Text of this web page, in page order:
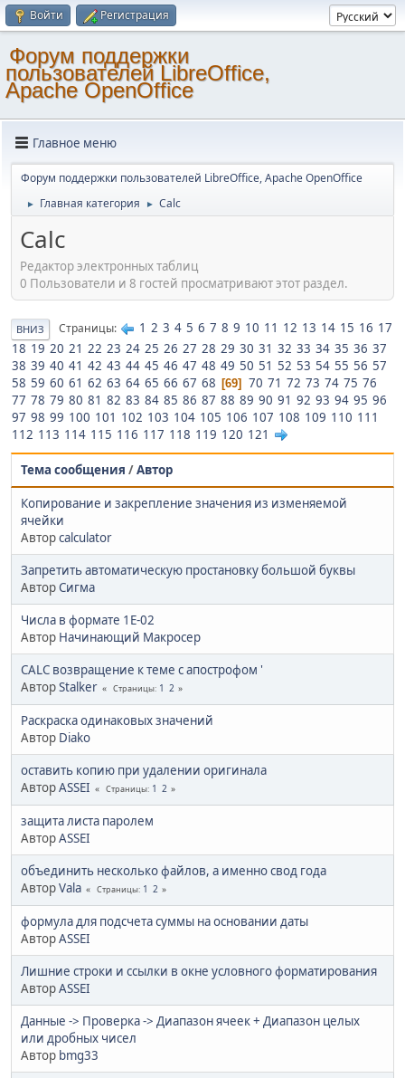
Войти Регистрация
Форум поддержки
пользователей LibreOffice,
Apache OpenOffice
Главное меню
Форум поддержки пользователей LibreOffice, Apache OpenOffice
► Главная категория ► Calc
Calc
Редактор электронных таблиц
0 Пользователи и 8 гостей просматривают этот раздел.
ВНИЗ Страницы 1 2 3 4 5 6 7 8 9 10 11 12 13 14 15 16 17
18 19 20 21 22 23 24 25 26 27 28 29 30 31 32 33 34 35 36 37
38 39 40 41 42 43 44 45 46 47 48 49 50 51 52 53 54 55 56 57
58 59 60 61 62 63 64 65 66 67 68 69 70 71 72 73 74 75 76
77 78 79 80 81 82 83 84 85 86 87 88 89 90 91 92 93 94 95 96
97 98 99 100 101 102 103 104 105 106 107 108 109 110 111
112 113 114 115 116 117 118 119 120 121
Тема сообщения /Автор
Копирование и закрепление значения из изменяемой
ячейки
Авторcalculator
Запретить автоматическую простановку большой буквы
АвторСигма
Числа в формате 1E-02
Автор Начинающий Макросер
CАLC возвращение к теме с апострофом '
АвторStalker Страницы 1 2
Раскраска одинаковых значений
Автор Diako
оставить копию при удалении оригинала
АвторASSEI Страницы 1 2
защита листа паролем
АвторASSEI
объединить несколько файлов, а именно свод года
АвторVala Страницы 1 2
формула для подсчета суммы на основании даты
АвторASSEI
Лишние строки и ссылки в окне условного форматирования
АвторASSEI
Данные -> Проверка -> Диапазон ячеек + Диапазон целых
или дробных чисел
Автор bmg33